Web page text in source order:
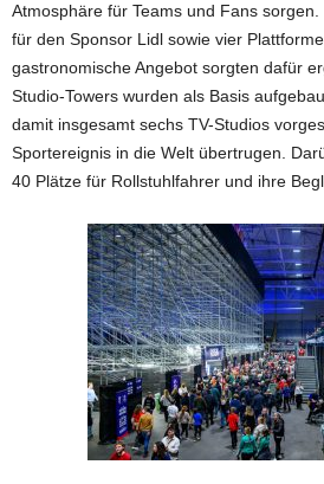
Atmosphäre für Teams und Fans
für den Sponsor Lidl sowie vier
gastronomische Angebot sorgten dafür
Studio-Towers wurden als Basis
damit insgesamt sechs TV-Studios
Sportereignis in die Welt übertrugen.
40 Plätze für Rollstuhlfahrer und ihre